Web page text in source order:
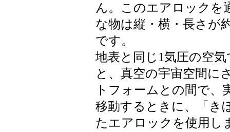
ん。このエアロックを
な物は縦・横・長さが
です。
地表と同じ1気圧の空
と、真空の宇宙空間に
トフォームとの間で、
移動するときに、「き
たエアロックを使用し